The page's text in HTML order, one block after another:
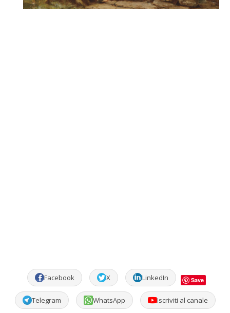
Facebook X LinkedIn Save
Telegram WhatsApp Iscriviti al canale